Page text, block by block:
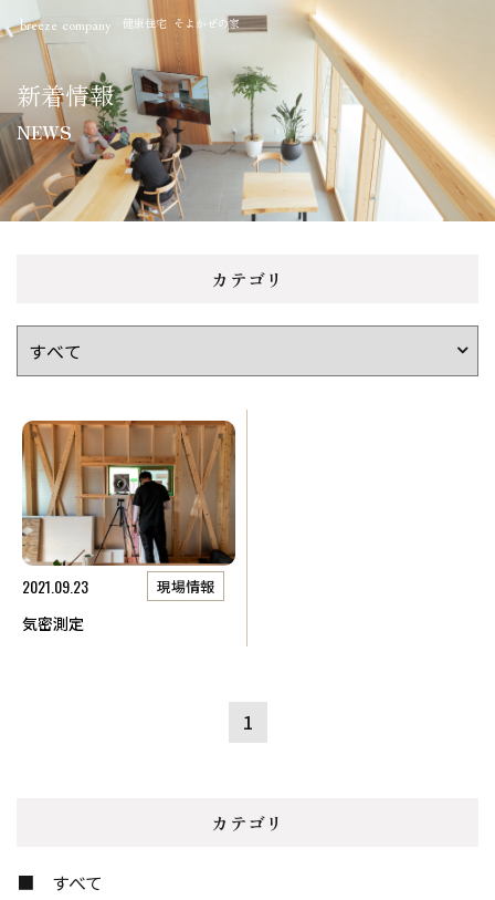
breeze company 健康住宅 そよかぜの家
新着情報
NEWS
カテゴリ
2021.09.23 現場情報
気密測定
1
カテゴリ
すべて